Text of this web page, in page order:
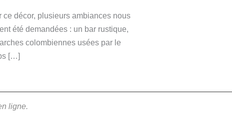
ce décor, plusieurs ambiances nous
été demandées : un bar rustique,
colombiennes usées par le
[…]
ligne.